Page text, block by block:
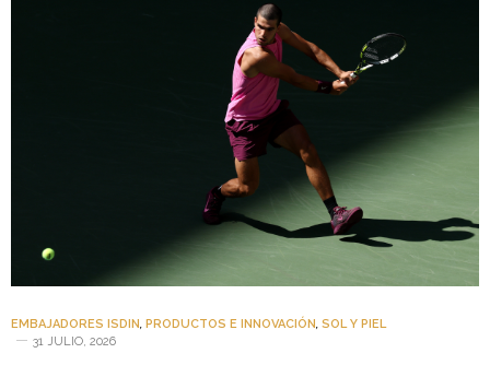
EMBAJADORES ISDIN, PRODUCTOS E INNOVACIÓN, SOL Y PIEL
31 JULIO, 2026